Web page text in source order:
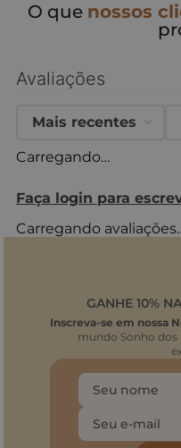
O que nossos
Avaliações
Carregando…
Faça login para
Mais recentes
Carregando
GANHE 10%
Inscreva-se em nossa
mundo Sonho dos